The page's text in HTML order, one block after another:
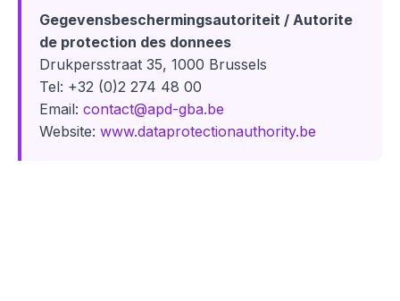
Gegevensbeschermingsautoriteit / Autorite
de protection des donnees
Drukpersstraat 35, 1000 Brussels
Tel: +32 (0)2 274 48 00
Email: contact@apd-gba.be
Website: www.dataprotectionauthority.be